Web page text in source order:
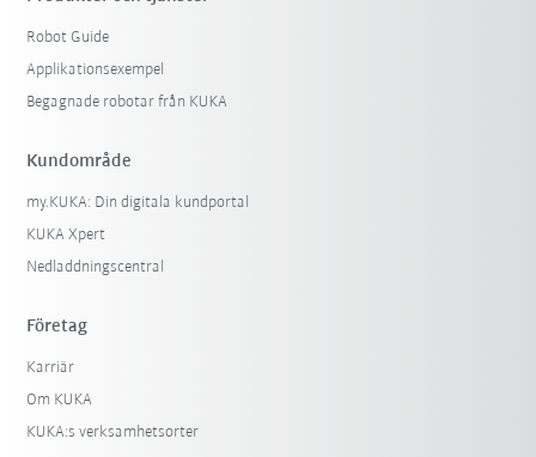
Robot Guide
Applikationsexempel
Begagnade robotar från KUKA
Kundområde
my.KUKA: Din digitala kundportal
KUKA Xpert
Nedladdningscentral
Företag
Karriär
Om KUKA
KUKA:s verksamhetsorter